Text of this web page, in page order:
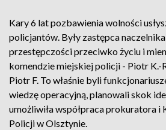
Kary 6 lat pozbawienia wolności
policjantów. Były zastępca naczelnika
przestępczości przeciwko życiu i
komendzie miejskiej policji - Piotr K.-
Piotr F. To właśnie byli
wiedzę operacyjną, planowali skok
umożliwiła współpraca prokuratora
Policji w Olsztynie.